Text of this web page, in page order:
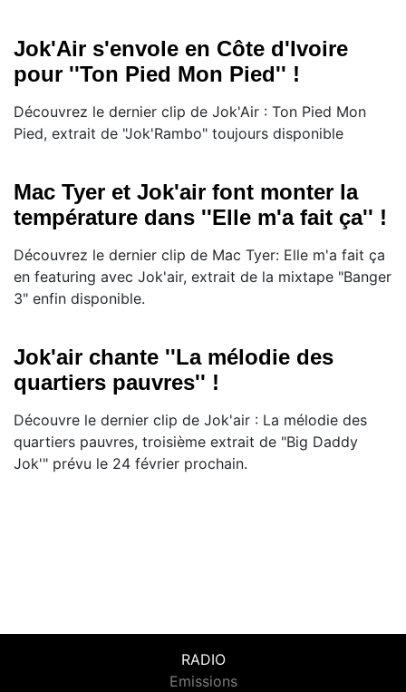
Jok'Air s'envole en Côte d'Ivoire
pour ''Ton Pied Mon Pied'' !
Découvrez le dernier clip de Jok'Air : Ton Pied Mon
Pied, extrait de "Jok'Rambo" toujours disponible
Mac Tyer et Jok'air font monter la
température dans ''Elle m'a fait ça'' !
Découvrez le dernier clip de Mac Tyer: Elle m'a fait ça
en featuring avec Jok'air, extrait de la mixtape "Banger
3" enfin disponible.
Jok'air chante ''La mélodie des
quartiers pauvres'' !
Découvre le dernier clip de Jok'air : La mélodie des
quartiers pauvres, troisième extrait de "Big Daddy
Jok'" prévu le 24 février prochain.
RADIO
Emissions